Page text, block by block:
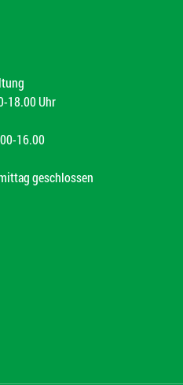
18.00 Uhr
16.00
geschlossen